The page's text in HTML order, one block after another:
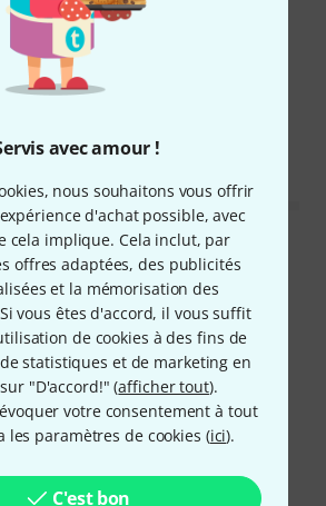
avec amour !
nous souhaitons vous offrir
d'achat possible, avec
cela implique. Cela inclut, par
offres adaptées, des publicités
et la mémorisation des
vous êtes d'accord, il vous suffit
de cookies à des fins de
statistiques et de marketing en
"D'accord!" (afficher tout).
votre consentement à tout
les paramètres de cookies (ici).
C'est bon
et sans aucun ponçage, dans le
n’ai eu aucun problème de finition
Gwendal 08.01.2022
chevilles d'origine en plastique, elles
j'ai du repercer les trous (mèche